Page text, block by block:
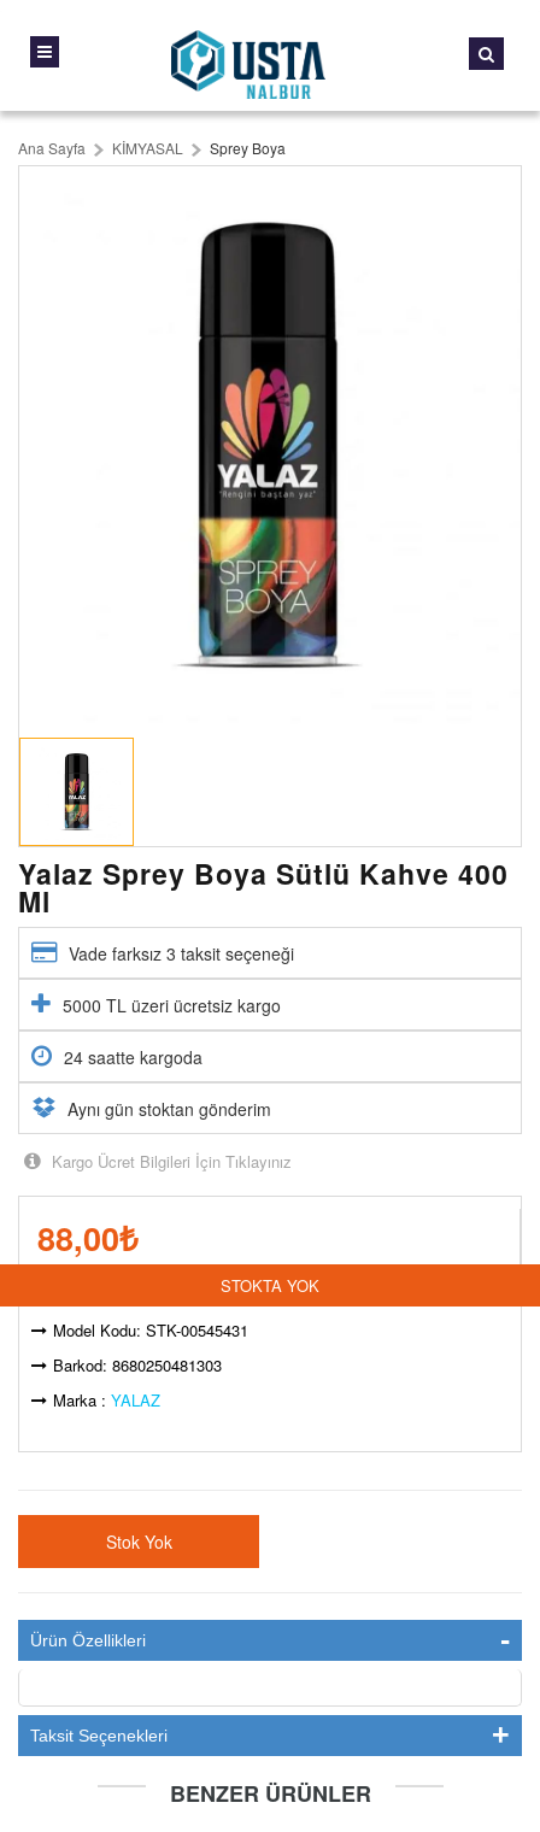
Ana Sayfa KİMYASAL Sprey Boya
Yalaz Sprey Boya Sütlü Kahve 400
Ml
Vade farksız 3 taksit seçeneği
5000 TL üzeri ücretsiz kargo
24 saatte kargoda
Aynı gün stoktan gönderim
Kargo Ücret Bilgileri İçin Tıklayınız
88,00₺
STOKTA YOK
Model Kodu: STK-00545431
Barkod: 8680250481303
Marka : YALAZ
Stok Yok
Ürün Özellikleri
Taksit Seçenekleri
BENZER ÜRÜNLER